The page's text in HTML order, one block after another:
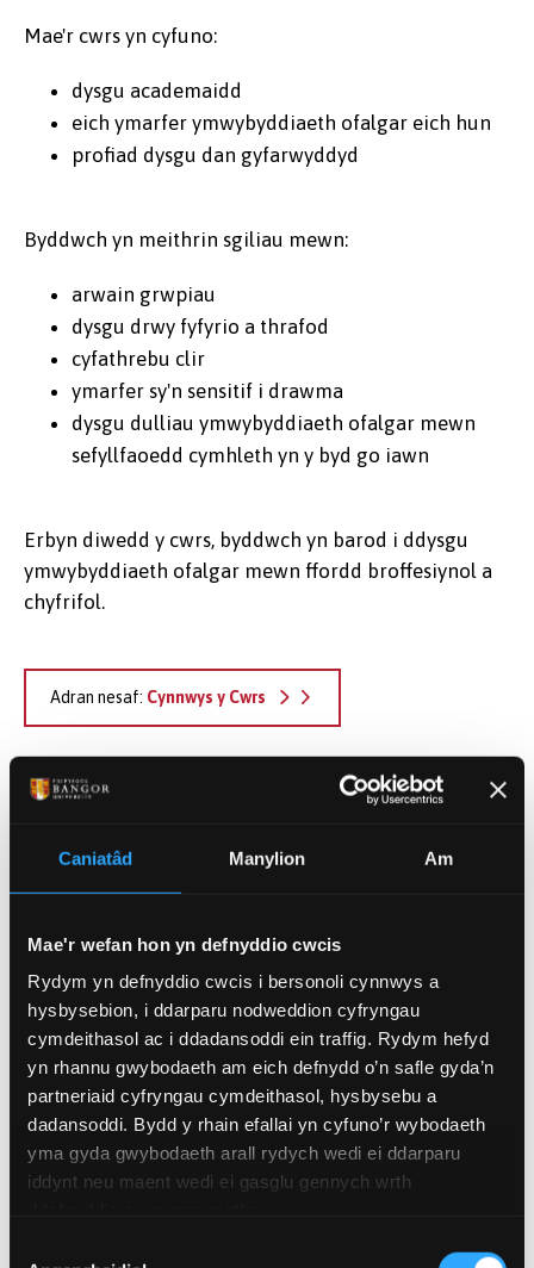
Caniatâd Manylion Am
Mae'r wefan hon yn defnyddio cwcis
Rydym yn defnyddio cwcis i bersonoli cynnwys a
hysbysebion, i ddarparu nodweddion cyfryngau
cymdeithasol ac i ddadansoddi ein traffig. Rydym hefyd
yn rhannu gwybodaeth am eich defnydd o’n safle gyda’n
partneriaid cyfryngau cymdeithasol, hysbysebu a
dadansoddi. Bydd y rhain efallai yn cyfuno’r wybodaeth
yma gyda gwybodaeth arall rydych wedi ei ddarparu
iddynt neu maent wedi ei gasglu gennych wrth
Mae'r cwrs yn cyfuno:
dysgu academaidd
eich ymarfer ymwybyddiaeth ofalgar eich hun
profiad dysgu dan gyfarwyddyd
Byddwch yn meithrin sgiliau mewn:
arwain grwpiau
dysgu drwy fyfyrio a thrafod
cyfathrebu clir
ymarfer sy'n sensitif i drawma
dysgu dulliau ymwybyddiaeth ofalgar mewn
sefyllfaoedd cymhleth yn y byd go iawn
Erbyn diwedd y cwrs, byddwch yn barod i ddysgu
ymwybyddiaeth ofalgar mewn ffordd broffesiynol a
chyfrifol.
Adran nesaf: Cynnwys y Cwrs
Ffioedd Dysgu Ôl-radd
Edrychwch ar ein wybodaeth ffioedd
dysgu
Cofrestrwch eich diddordeb
mewn astudiaeth Ôl-radd